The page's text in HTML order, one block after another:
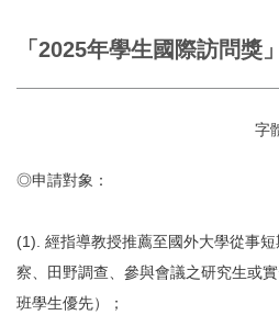
「2025年學生國際訪問獎
字
◎申請對象：
(1). 經指導教授推薦至國外大學從事
察、田野調查、參與會議之研究生或
班學生優先）；